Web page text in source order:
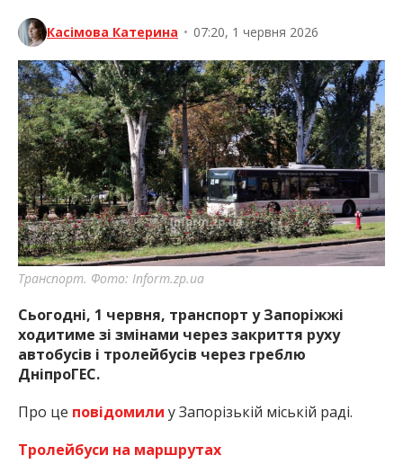
Касімова Катерина • 07:20, 1 червня 2026
Транспорт. Фото: Inform.zp.ua
Сьогодні, 1 червня, транспорт у Запоріжжі
ходитиме зі змінами через закриття руху
автобусів і тролейбусів через греблю
ДніпроГЕС.
Про це повідомили у Запорізькій міській раді.
Тролейбуси на маршрутах